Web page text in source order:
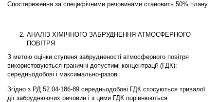
Спостереження за специфічними речовинами становить 50% плану.
АНАЛІЗ ХІМІЧНОГО ЗАБРУДНЕННЯ АТМОСФЕРНОГО
ПОВІТРЯ
З метою оцінки ступеня забрудненості атмосферного повітря
використовуються граничні допустимі концентрації (ГДК):
середньодобові і максимально-разові.
Згідно з РД 52.04-186-89 середньодобові ГДК стосуються тривалої
дії забруднюючих речовин і з цими ГДК порівнюються